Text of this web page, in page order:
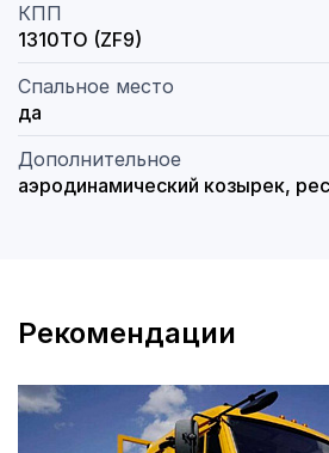
КПП
1310TO (ZF9)
Спальное место
да
Дополнительное
аэродинамический козырек,
Рекомендации